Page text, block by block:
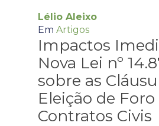
Lélio Aleixo
Em Artigos
Impactos
Nova Lei nº
sobre as
Eleição de
Contratos Civis